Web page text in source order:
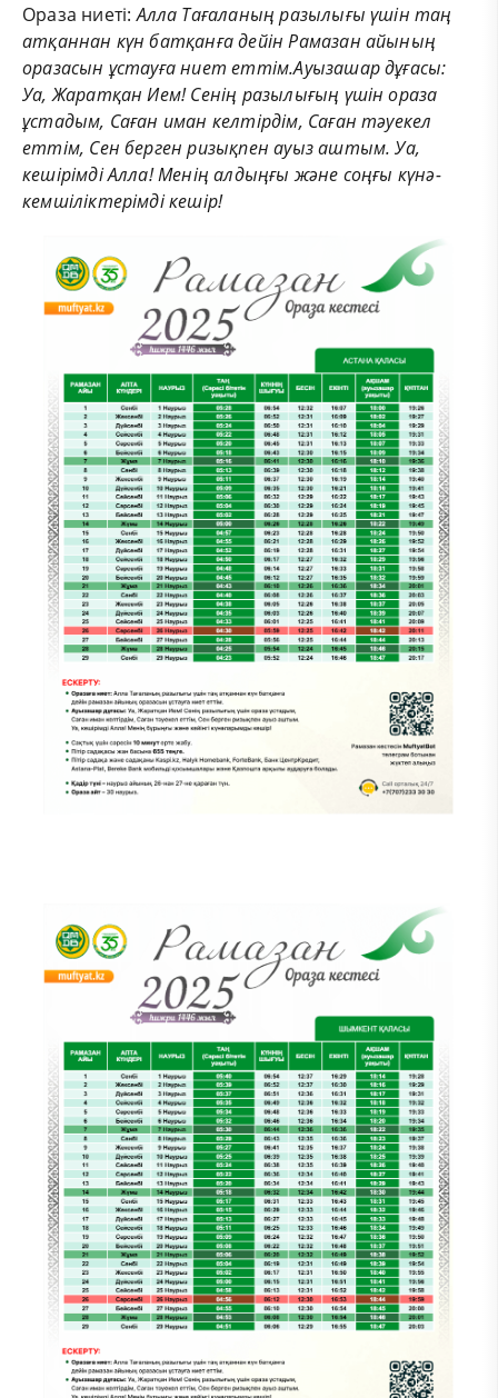
Ораза ниеті:Алла Тағаланың разылығы үшін таң
атқаннан күн батқанға дейін Рамазан айының
оразасын ұстауға ниет еттім.Ауызашар дұғасы:
Уа, Жаратқан Ием! Сенің разылығың үшін ораза
ұстадым, Саған иман келтірдім, Саған тәуекел
еттім, Сен берген ризықпен ауыз аштым. Уа,
кешірімді Алла! Менің алдыңғы және соңғы күнә-
кемшіліктерімді кешір!